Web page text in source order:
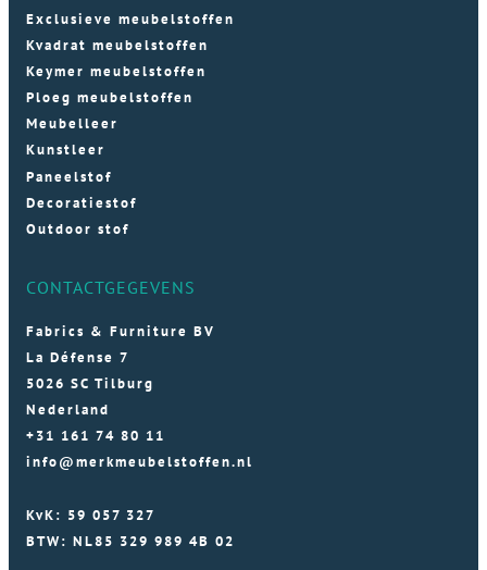
Exclusieve meubelstoffen
Kvadrat meubelstoffen
Keymer meubelstoffen
Ploeg meubelstoffen
Meubelleer
Kunstleer
Paneelstof
Decoratiestof
Outdoor stof
CONTACTGEGEVENS
Fabrics & Furniture BV
La Défense 7
5026 SC Tilburg
Nederland
+31 161 74 80 11
info@merkmeubelstoffen.nl
KvK: 59 057 327
BTW: NL85 329 989 4B 02